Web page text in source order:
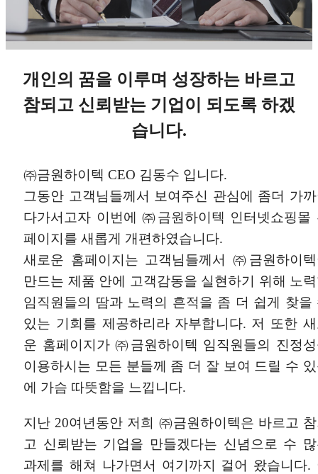
개인의 꿈을 이루며 성장하는 바르고
참되고 신뢰받는 기업이 되도록 하겠
습니다.
㈜금원하이텍 CEO 김동수 입니다.
그동안 고객님들께서 보여주신 관심에 좀더 가
다가서고자 이번에 ㈜금원하이텍 인터넷쇼핑몰
페이지를 새롭게 개편하였습니다.
새로운 홈페이지는 고객님들께서 ㈜금원하이
만드는 제품 안에 고객감동을 실현하기 위해 노
임직원들의 땀과 노력의 흔적을 좀 더 쉽게 찾을
있는 기회를 제공하리라 자부합니다. 저 또한
운 홈페이지가 ㈜금원하이텍 임직원들의 진정
이용하시는 모든 분들께 좀 더 잘 보여 드릴 수
에 가슴 따뜻함을 느낍니다.
지난 20여년동안 저희 ㈜금원하이텍은 바르고
고 신뢰받는 기업을 만들겠다는 신념으로 수
과제를 해쳐 나가면서 여기까지 걸어 왔습니다.